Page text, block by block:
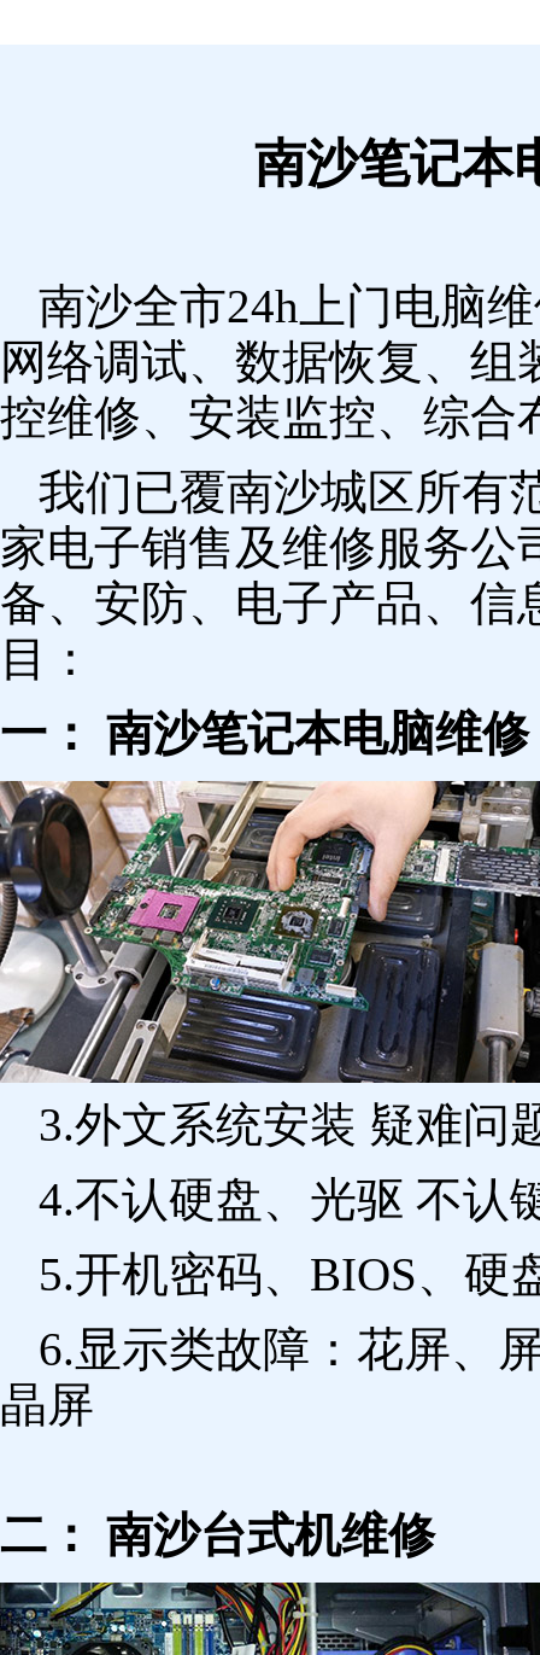
南沙笔记本
南沙全市24h上门电脑
网络调试、数据恢复、
控维修、安装监控、综合
我们已覆南沙城区所有
家电子销售及维修服务公
备、安防、电子产品、信
目：
一： 南沙笔记本电脑维修
3.外文系统安装 疑难问
4.不认硬盘、光驱 不认
5.开机密码、BIOS、硬
6.显示类故障：花屏、
晶屏
二： 南沙台式机维修